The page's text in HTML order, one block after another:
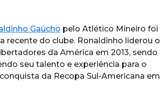
Gaúcho pelo Atlético Mineiro foi
do clube. Ronaldinho liderou o
da América em 2013, sendo
seu talento e experiência para o
da Recopa Sul-Americana em